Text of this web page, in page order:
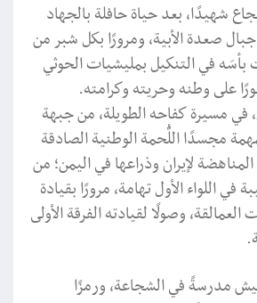
شهيدًا، بعد حياة حافلة بالجهاد
صعدة الأبية، ومرورًا بكل شبر من
في التنكيل بمليشيات الحوثي
على وطنه وحريته وكرامته.
في مسيرة كفاحه الطويلة، من جبهة
مجسدًا اللُّحمة الوطنية الصادقة
لإيران وذراعها في اليمن؛ من
في اللواء الأول تهامة، مرورًا بقيادة
العمالقة، وصولًا لقيادته الفرقة الأولى
مدرسةً في الشجاعة، ورمزًا